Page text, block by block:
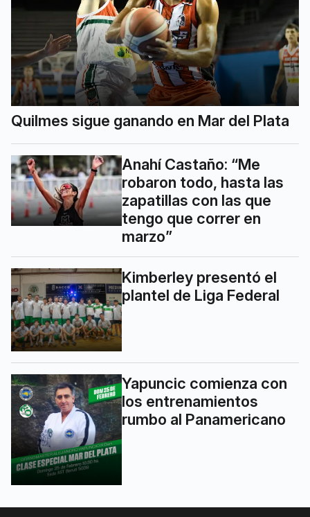
Quilmes sigue ganando en Mar del Plata
Anahí Castaño: “Me
robaron todo, hasta las
zapatillas con las que
tengo que correr en
marzo”
Kimberley presentó el
plantel de Liga Federal
Yapuncic comienza con
los entrenamientos
rumbo al Panamericano